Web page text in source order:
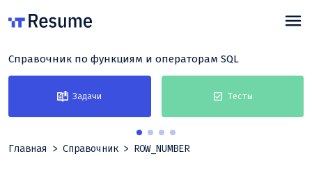
Справочник по функциям и операторам SQL
Задачи Тесты
Главная Справочник ROW_NUMBER